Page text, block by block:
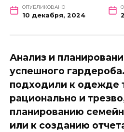
ОПУБЛИКОВАНО
10 декабря, 2024
Анализ и
успешного
подходили к одежде
рационально и
планированию
или к созданию